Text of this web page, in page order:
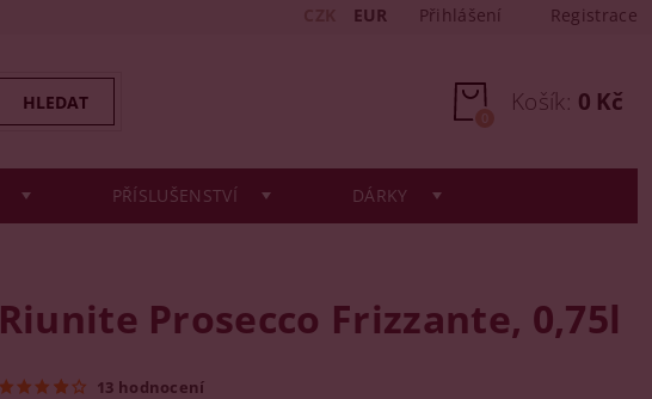
EUR Přihlášení Registrace
Košík: 0 Kč
0
PŘÍSLUŠENSTVÍ DÁRKY
Riunite Prosecco Frizzante, 0,75l
13 hodnocení